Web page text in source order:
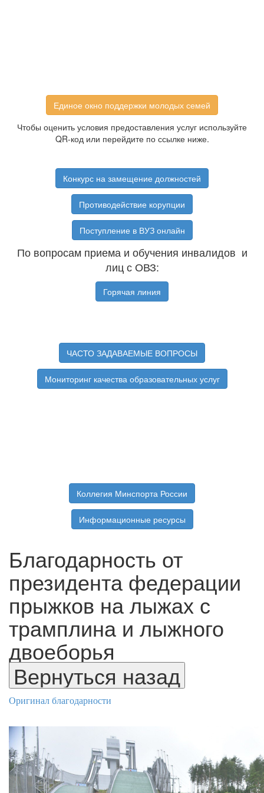
Единое окно поддержки молодых семей
Чтобы оценить условия предоставления услуг используйте
QR-код или перейдите по ссылке ниже.
Конкурс на замещение должностей
Противодействие корупции
Поступление в ВУЗ онлайн
По вопросам приема и обучения инвалидов и
лиц с ОВЗ:
Горячая линия
ЧАСТО ЗАДАВАЕМЫЕ ВОПРОСЫ
Мониторинг качества образовательных услуг
Коллегия Минспорта России
Информационные ресурсы
Благодарность от
президента федерации
прыжков на лыжах с
трамплина и лыжного
двоеборья
Оригинал благодарности